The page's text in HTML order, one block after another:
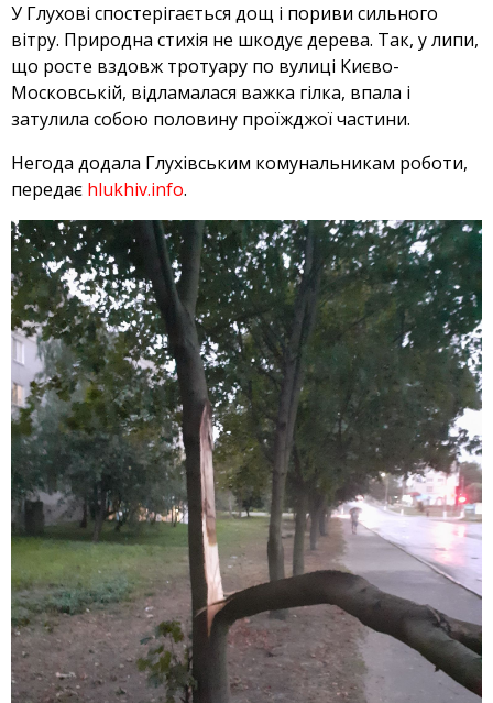
У Глухові спостерігається дощ і пориви сильного
вітру. Природна стихія не шкодує дерева. Так, у липи,
що росте вздовж тротуару по вулиці Києво-
Московській, відламалася важка гілка, впала і
затулила собою половину проїжджої частини.
Негода додала Глухівським комунальникам роботи,
передає hlukhiv.info.